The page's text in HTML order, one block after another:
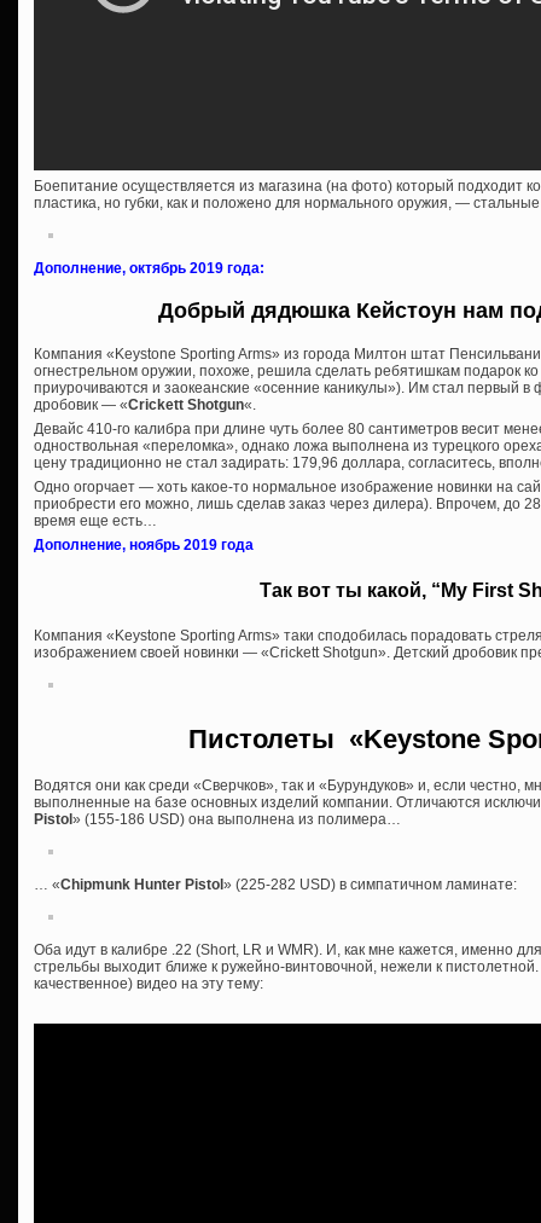
Боепитание осуществляется из магазина (на фото) который подходит
пластика, но губки, как и положено для нормального оружия, —
Дополнение, октябрь 2019 года:
Добрый дядюшка Кейстоун нам
Компания «Keystone Sporting Arms» из города Милтон штат
огнестрельном оружии, похоже, решила сделать ребятишкам подарок
приурочиваются и заокеанские «осенние каникулы»). Им стал первый
дробовик — «Crickett Shotgun«.
Девайс 410-го калибра при длине чуть более 80 сантиметров весит
одноствольная «переломка», однако ложа выполнена из турецкого
цену традиционно не стал задирать: 179,96 доллара, согласитесь,
Одно огорчает — хоть какое-то нормальное изображение новинки на
приобрести его можно, лишь сделав заказ через дилера). Впрочем, до
время еще есть…
Дополнение, ноябрь 2019 года
Так вот ты какой, “My First
Компания «Keystone Sporting Arms» таки сподобилась порадовать
изображением своей новинки — «Crickett Shotgun». Детский дробовик
Пистолеты «Keystone
Водятся они как среди «Сверчков», так и «Бурундуков» и, если
выполненные на базе основных изделий компании. Отличаются
Pistol » (155-186 USD) она выполнена из полимера…
… «Chipmunk Hunter Pistol » (225-282 USD) в симпатичном ламинате:
Оба идут в калибре .22 (Short, LR и WMR). И, как мне кажется, именно
стрельбы выходит ближе к ружейно-винтовочной, нежели к
качественное) видео на эту тему: